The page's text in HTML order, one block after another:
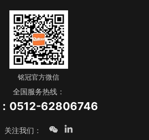
铭冠官方微信
全国服务热线：
0512-62806746
关注我们：